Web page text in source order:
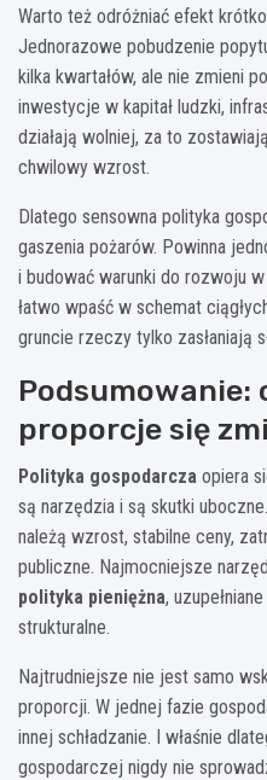
Warto też odróżniać efekt
Jednorazowe pobudzenie
kilka kwartałów, ale nie zmieni
inwestycje w kapitał ludzki,
działają wolniej, za to
chwilowy wzrost.
Dlatego sensowna polityka
gaszenia pożarów. Powinna
i budować warunki do rozwoju
łatwo wpaść w schemat
gruncie rzeczy tylko zasłaniają
Podsumowanie:
proporcje się
Polityka gospodarcza opiera
są narzędzia i są skutki
należą wzrost, stabilne ceny,
publiczne. Najmocniejsze
polityka pieniężna,
strukturalne.
Najtrudniejsze nie jest samo
proporcji. W jednej fazie
innej schładzanie. I właśnie
gospodarczej nigdy nie